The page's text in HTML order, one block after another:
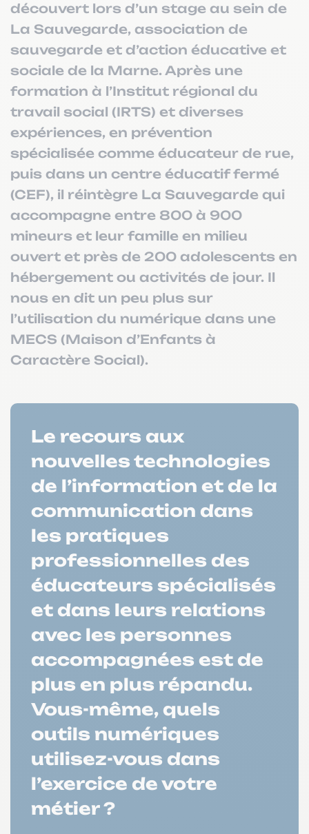
découvert lors d’un stage au sein de
La Sauvegarde, association de
sauvegarde et d’action éducative et
sociale de la Marne. Après une
formation à l’Institut régional du
travail social (IRTS) et diverses
expériences, en prévention
spécialisée comme éducateur de rue,
puis dans un centre éducatif fermé
(CEF), il réintègre La Sauvegarde qui
accompagne entre 800 à 900
mineurs et leur famille en milieu
ouvert et près de 200 adolescents en
hébergement ou activités de jour. Il
nous en dit un peu plus sur
l’utilisation du numérique dans une
MECS (Maison d’Enfants à
Caractère Social).
Le recours aux
nouvelles technologies
de l’information et de la
communication dans
les pratiques
professionnelles des
éducateurs spécialisés
et dans leurs relations
avec les personnes
accompagnées est de
plus en plus répandu.
Vous-même, quels
outils numériques
utilisez-vous dans
l’exercice de votre
métier ?